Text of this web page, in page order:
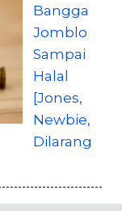
Bangga
Jomblo
Sampai
Halal
[Jones,
Newbie,
Dilarang